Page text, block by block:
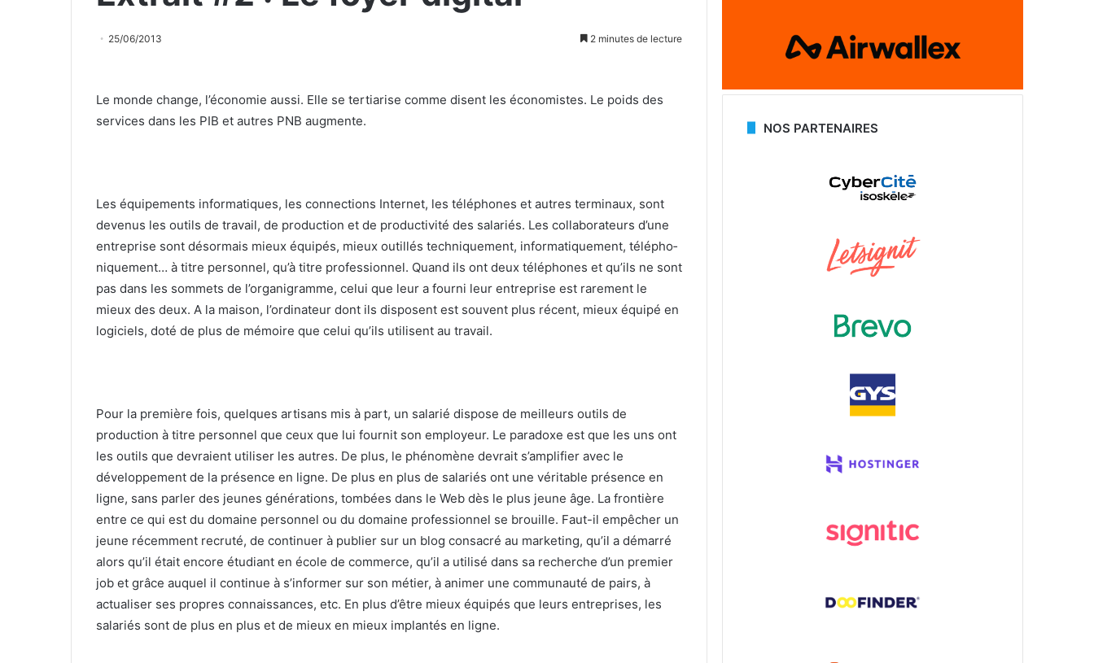
25/06/2013 2 minutes de lecture
Le monde change, l’économie aussi. Elle se tertiarise comme disent les écono­mistes. Le poids des
services dans les PIB et autres PNB augmente.
Les équipements informatiques, les connections Internet, les téléphones et autres terminaux, sont
devenus les outils de travail, de production et de productivité des salariés. Les collaborateurs d’une
entreprise sont désormais mieux équipés, mieux outillés techniquement, informatiquement, télépho­
niquement… à titre personnel, qu’à titre professionnel. Quand ils ont deux téléphones et qu’ils ne sont
pas dans les sommets de l’organigramme, celui que leur a fourni leur entreprise est rarement le
mieux des deux. A la maison, l’ordinateur dont ils disposent est souvent plus récent, mieux équipé en
logi­ciels, doté de plus de mémoire que celui qu’ils utilisent au travail.
Pour la première fois, quelques artisans mis à part, un salarié dispose de meilleurs outils de
production à titre personnel que ceux que lui fournit son employeur. Le paradoxe est que les uns ont
les outils que devraient utiliser les autres. De plus, le phénomène devrait s’amplifier avec le
développement de la présence en ligne. De plus en plus de salariés ont une véritable présence en
ligne, sans parler des jeunes générations, tombées dans le Web dès le plus jeune âge. La frontière
entre ce qui est du domaine personnel ou du domaine professionnel se brouille. Faut-il empêcher un
jeune récemment recruté, de continuer à publier sur un blog consacré au marketing, qu’il a démarré
alors qu’il était encore étudiant en école de commerce, qu’il a utilisé dans sa recherche d’un premier
job et grâce auquel il continue à s’informer sur son métier, à animer une communauté de pairs, à
actualiser ses propres connais­sances, etc. En plus d’être mieux équipés que leurs entreprises, les
salariés sont de plus en plus et de mieux en mieux implantés en ligne.
NOS PARTENAIRES